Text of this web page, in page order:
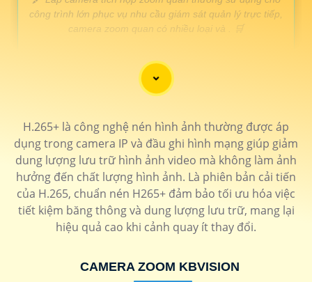
công trình lớn phục vụ nhu cầu giám sát quản lý trực tiếp,
camera zoom quan có nhiều loại và . 🛒
💎 Camera zoom quan 25X
11.700.000 VNĐ Độ phân giải 2.0 MP hồng ngoại 150mDH-SD59225-HC-
LA
🗂 Camera Zoom xoay trong nhà
6.200.000 VNĐ Chống ngược sáng 120DB độ phân giải 2kDH-
SD4A425DB-HNY
Hồng ngoại 100m Công nghệ IP độ phân giải 2.0MP
H.265+ là công nghệ nén hình ảnh thường được áp
dụng trong camera IP và đầu ghi hình mạng giúp giảm
dung lượng lưu trữ hình ảnh video mà không làm ảnh
hưởng đến chất lượng hình ảnh. Là phiên bản cải tiến
của H.265, chuẩn nén H265+ đảm bảo tối ưu hóa việc
tiết kiệm băng thông và dung lượng lưu trữ, mang lại
hiệu quả cao khi cảnh quay ít thay đổi.
CAMERA ZOOM KBVISION